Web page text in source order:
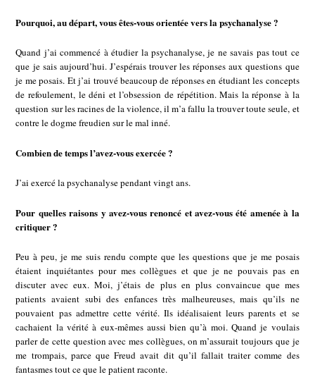
Pourquoi, au départ, vous êtes-vous orientée vers la psychanalyse ?
Quand j’ai commencé à étudier la psychanalyse, je ne savais pas tout ce
que je sais aujourd’hui. J’espérais trouver les réponses aux questions que
je me posais. Et j’ai trouvé beaucoup de réponses en étudiant les concepts
de refoulement, le déni et l’obsession de répétition. Mais la réponse à la
question sur les racines de la violence, il m’a fallu la trouver toute seule, et
contre le dogme freudien sur le mal inné.
Combien de temps l’avez-vous exercée ?
J’ai exercé la psychanalyse pendant vingt ans.
Pour quelles raisons y avez-vous renoncé et avez-vous été amenée à la
critiquer ?
Peu à peu, je me suis rendu compte que les questions que je me posais
étaient inquiétantes pour mes collègues et que je ne pouvais pas en
discuter avec eux. Moi, j’étais de plus en plus convaincue que mes
patients avaient subi des enfances très malheureuses, mais qu’ils ne
pouvaient pas admettre cette vérité. Ils idéalisaient leurs parents et se
cachaient la vérité à eux-mêmes aussi bien qu’à moi. Quand je voulais
parler de cette question avec mes collègues, on m’assurait toujours que je
me trompais, parce que Freud avait dit qu’il fallait traiter comme des
fantasmes tout ce que le patient raconte.